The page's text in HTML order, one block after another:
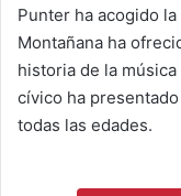
Punter ha acogido
Montañana ha
historia de la
cívico ha
todas las edades.